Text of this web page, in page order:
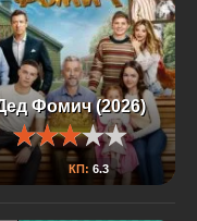
Фомич (2026)
КП: 6.3